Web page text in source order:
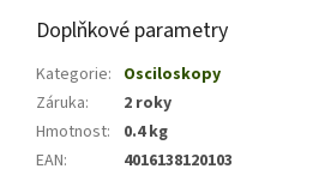
Doplňkové parametry
Kategorie: Osciloskopy
Záruka:
2 roky
Hmotnost:
0.4 kg
EAN: 4016138120103